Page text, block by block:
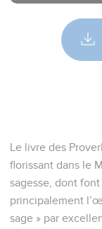
Le livre des
florissant dans le
sagesse, dont
principalement
sage » par